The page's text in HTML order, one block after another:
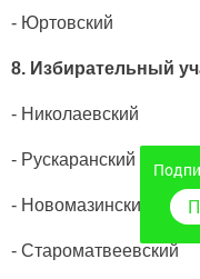
- Юртовский
8. Избирательный
- Николаевский
- Рускаранский
- Новомазинский
- Староматвеевский